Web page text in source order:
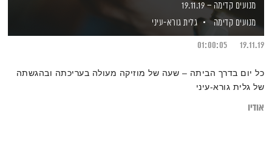
מנועים קדימה – 19.11.19
מנועים קדימה
גלית גורא-עיני
19.11.19
01:00:05
כל יום בדרך הביתה – שעה של מוזיקה מעולה בעריכתה ובהגשתה
של גלית גורא-עיני
אודיו